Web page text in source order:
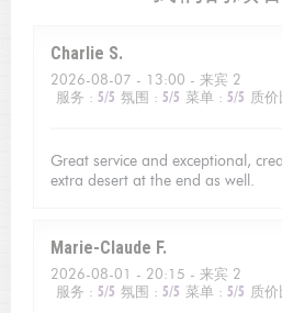
Charlie S
2026-08-07 - 13:00 - 来宾 2
服务 : 5/5 氛围 : 5/5 菜单 : 5/5 质价
Great service and exceptional,
extra desert at the end as well.
Marie-Claude F
2026-08-01 - 20:15 - 来宾 2
服务 : 5/5 氛围 : 5/5 菜单 : 5/5 质价